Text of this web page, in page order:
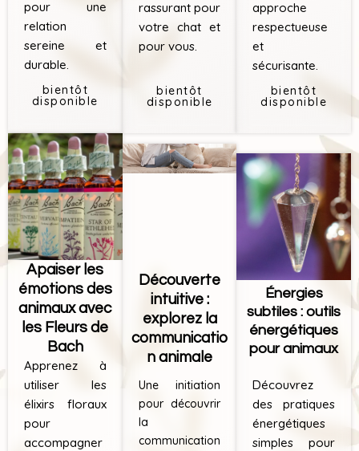
pour une
relation
sereine et
durable.
bientôt
disponible
rassurant pour
votre chat et
pour vous.
bientôt
disponible
approche
respectueuse
et
sécurisante.
bientôt
disponible
Apaiser les
émotions des
animaux avec
les Fleurs de
Bach
Apprenez à
utiliser les
élixirs floraux
pour
accompagner
Découverte
intuitive :
explorez la
communicatio
n animale
Une initiation
pour découvrir
la
communication
Énergies
subtiles : outils
énergétiques
pour animaux
Découvrez
des pratiques
énergétiques
simples pour